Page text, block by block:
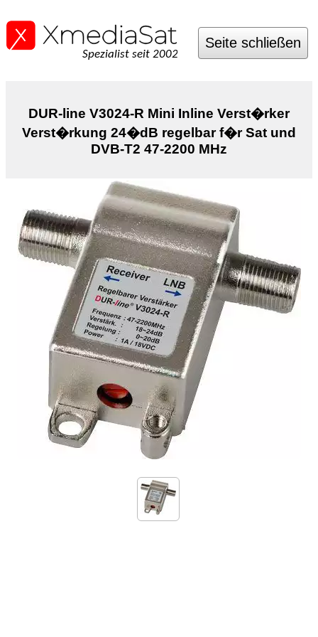
Spezialist seit 2002
Seite schließen
DUR-line V3024-R Mini Inline Verst�rker
Verst�rkung 24�dB regelbar f�r Sat und
DVB-T2 47-2200 MHz